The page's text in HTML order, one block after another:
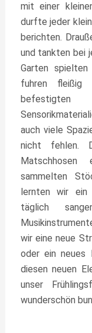
mit einer
durfte jeder
berichten.
und tankten bei
Garten
fuhren fleißig
auch viele
nicht fehlen.
Matschhosen
sammelten
lernten wir ein
täglich
wir eine neue
oder ein neues
diesen neuen
unser
wunderschön